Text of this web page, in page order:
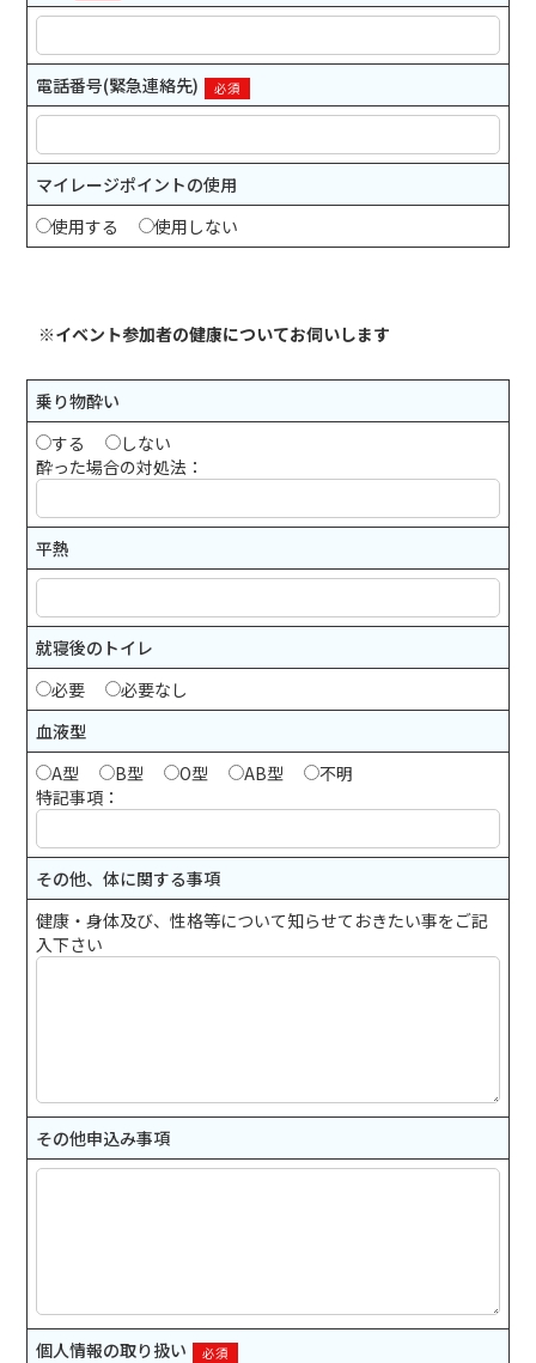
電話番号(緊急連絡先) 必須
マイレージポイントの使用
使用する
使用しない
※イベント参加者の健康についてお伺いします
乗り物酔い
する
しない
酔った場合の対処法：
平熱
就寝後のトイレ
必要
必要なし
血液型
A型
B型 O型 AB型
不明
特記事項：
その他、体に関する事項
健康・身体及び、性格等について知らせておきたい事をご記
入下さい
その他申込み事項
個人情報の取り扱い 必須